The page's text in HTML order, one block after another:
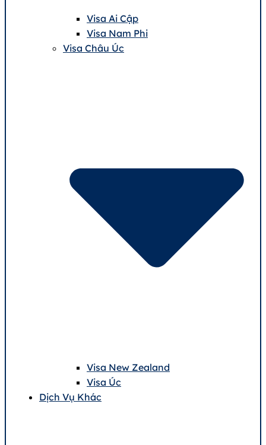
Visa Ai Cập
Visa Nam Phi
Visa Châu Úc
Visa New Zealand
Visa Úc
Dịch Vụ Khác